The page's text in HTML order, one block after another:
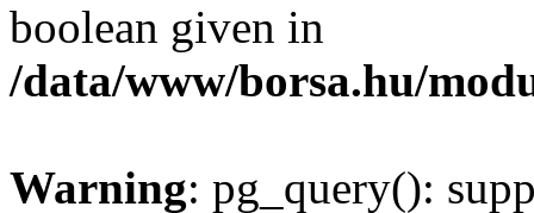
boolean given in
/data/www/borsa.hu/
Warning: pg_query():